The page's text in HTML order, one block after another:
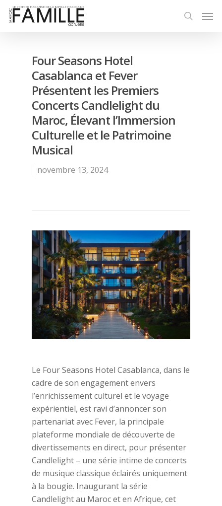
Four Seasons Hotel
Casablanca et Fever
Présentent les Premiers
Concerts Candlelight du
Maroc, Élevant l’Immersion
Culturelle et le Patrimoine
Musical
novembre 13, 2024
Le Four Seasons Hotel Casablanca, dans le
cadre de son engagement envers
l’enrichissement culturel et le voyage
expérientiel, est ravi d’annoncer son
partenariat avec Fever, la principale
plateforme mondiale de découverte de
divertissements en direct, pour présenter
Candlelight – une série intime de concerts
de musique classique éclairés uniquement
à la bougie. Inaugurant la série
Candlelight au Maroc et en Afrique, cet